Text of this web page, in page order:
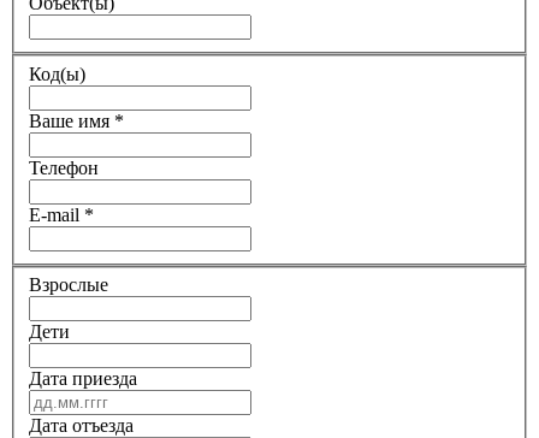
Код(ы)
Ваше имя *
Телефон
E-mail *
Взрослые
Дети
Дата приезда
Дата отъезда